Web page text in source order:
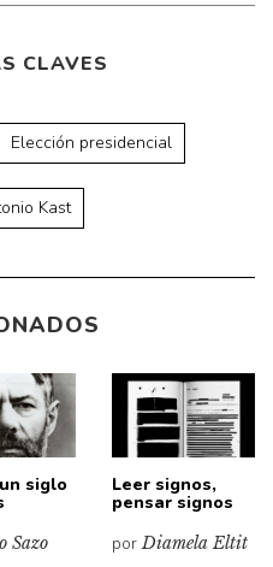
CLAVES
Elección presidencial
Kast
siglo
Sazo
Leer signos,
pensar signos
porDiamela Eltit